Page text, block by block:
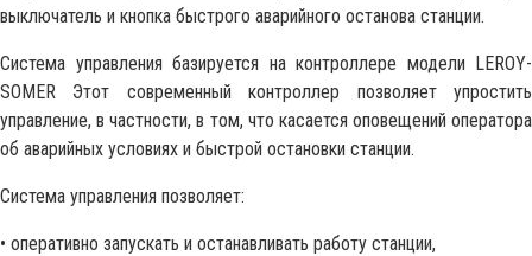
выключатель и кнопка быстрого аварийного останова станции.
Система управления базируется на контроллере модели LEROY-
SOMER Этот современный контроллер позволяет упростить
управление, в частности, в том, что касается оповещений оператора
об аварийных условиях и быстрой остановки станции.
Система управления позволяет:
• оперативно запускать и останавливать работу станции,